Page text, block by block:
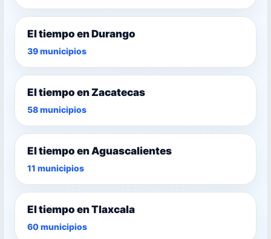
El tiempo en Durango
39 municipios
El tiempo en Zacatecas
58 municipios
El tiempo en Aguascalientes
11 municipios
El tiempo en Tlaxcala
60 municipios